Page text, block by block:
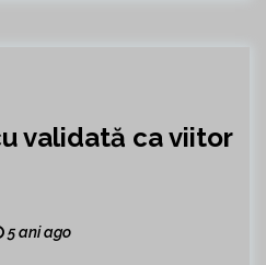
validată ca viitor
5 ani ago